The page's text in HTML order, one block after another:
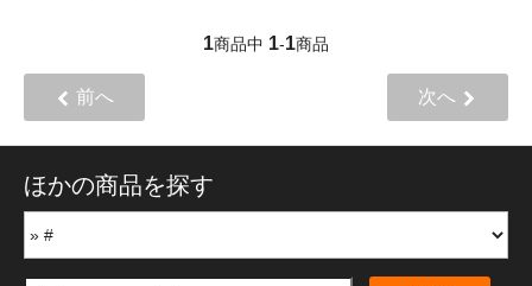
1商品中 1-1商品
前へ 次へ
ほかの商品を探す